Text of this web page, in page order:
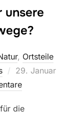
unsere
, Ortsteile
Veröffentlicht
am
29. Januar
die